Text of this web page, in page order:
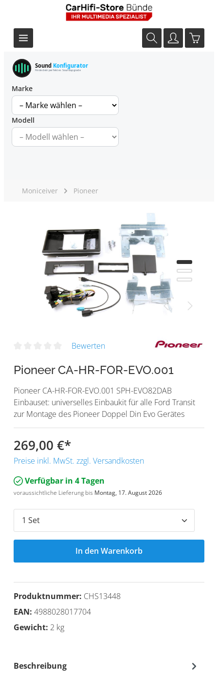
Sound Konfigurator
Finde dein perfektes Soundupgrade
Marke
Modell
Moniceiver Pioneer
Bewerten
Pioneer CA-HR-FOR-EVO.001
Pioneer CA-HR-FOR-EVO.001 SPH-EVO82DAB
Einbauset: universelles Einbaukit für alle Ford Transit
zur Montage des Pioneer Doppel Din Evo Gerätes
269,00 €*
Preise inkl. MwSt. zzgl. Versandkosten
Verfügbar in 4 Tagen
voraussichtliche Lieferung bis Montag, 17. August 2026
In den Warenkorb
Produktnummer: CHS13448
EAN: 4988028017704
Gewicht: 2 kg
Beschreibung